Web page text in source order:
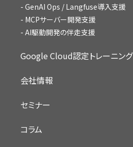
GenAI Ops / Langfuse導入支援
MCPサーバー開発支援
AI駆動開発の伴走支援
Google Cloud認定トレーニング
会社情報
セミナー
コラム